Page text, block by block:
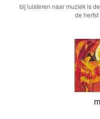
bij luisteren naar muziek is
de